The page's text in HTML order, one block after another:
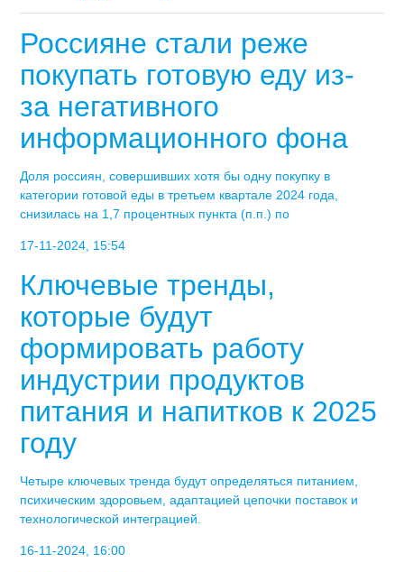
Россияне стали реже
покупать готовую еду из-
за негативного
информационного фона
Доля россиян, совершивших хотя бы одну покупку в
категории готовой еды в третьем квартале 2024 года,
снизилась на 1,7 процентных пункта (п.п.) по
17-11-2024, 15:54
Ключевые тренды,
которые будут
формировать работу
индустрии продуктов
питания и напитков к 2025
году
Четыре ключевых тренда будут определяться питанием,
психическим здоровьем, адаптацией цепочки поставок и
технологической интеграцией.
16-11-2024, 16:00